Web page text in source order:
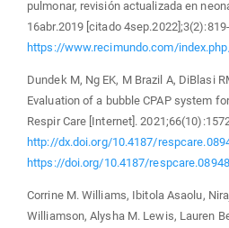
pulmonar, revisión actualizada en
16abr.2019 [citado
https://www.recimundo.com/
Dundek M, Ng EK, M Brazil A, DiBlasi
Evaluation of a bubble CPAP system
Respir Care [Internet].
http://dx.doi.org/10.4187/
https://doi.org/10.4187/respcare.08948
Corrine M. Williams, Ibitola Asaolu,
Williamson, Alysha M. Lewis, Lauren